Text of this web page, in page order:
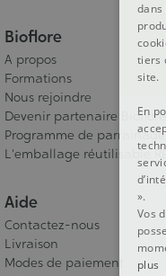
Bioflore
A propos
Formations
Nous rejoindre
Devenir partenaire Bioflore
Programme de parrainage
L'emballage réutilisable
Aide
Contactez-nous
Livraison
Modes de paiement
dans
tiers
site.
En
».
Vos
plus